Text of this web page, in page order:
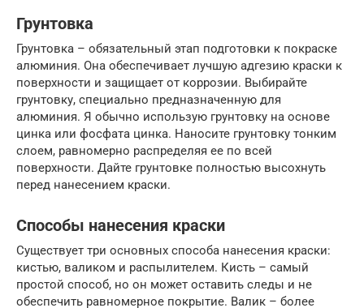
Грунтовка
Грунтовка – обязательный этап подготовки к покраске
алюминия. Она обеспечивает лучшую адгезию краски к
поверхности и защищает от коррозии. Выбирайте
грунтовку, специально предназначенную для
алюминия. Я обычно использую грунтовку на основе
цинка или фосфата цинка. Наносите грунтовку тонким
слоем, равномерно распределяя ее по всей
поверхности. Дайте грунтовке полностью высохнуть
перед нанесением краски.
Способы нанесения краски
Существует три основных способа нанесения краски:
кистью, валиком и распылителем. Кисть – самый
простой способ, но он может оставить следы и не
обеспечить равномерное покрытие. Валик – более